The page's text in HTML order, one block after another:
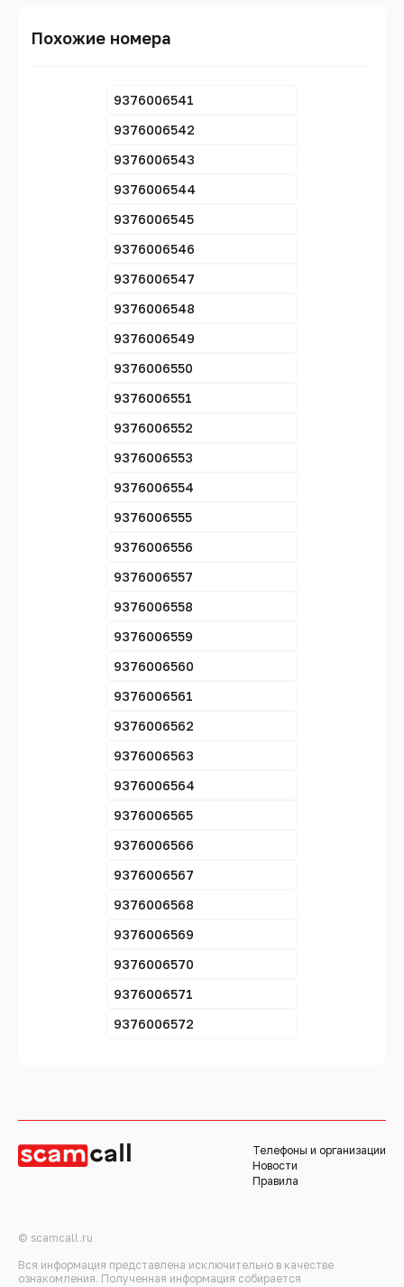
Похожие номера
9376006541
9376006542
9376006543
9376006544
9376006545
9376006546
9376006547
9376006548
9376006549
9376006550
9376006551
9376006552
9376006553
9376006554
9376006555
9376006556
9376006557
9376006558
9376006559
9376006560
9376006561
9376006562
9376006563
9376006564
9376006565
9376006566
9376006567
9376006568
9376006569
9376006570
9376006571
9376006572
Телефоны и организации
Новости
Правила
© scamcall.ru
Вся информация представлена исключительно в качестве
ознакомления. Полученная информация собирается